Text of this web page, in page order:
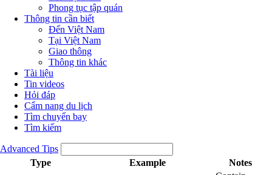
Phong tục tập quán
Thông tin cần biết
Đến Việt Nam
Tại Việt Nam
Giao thông
Thông tin khác
Tài liệu
Tin videos
Hỏi đáp
Cẩm nang du lịch
Tìm chuyến bay
Tìm kiếm
Advanced Tips
Type
Example Notes